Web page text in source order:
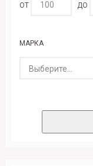
ОТ ДО
МАРКА
Выберите...